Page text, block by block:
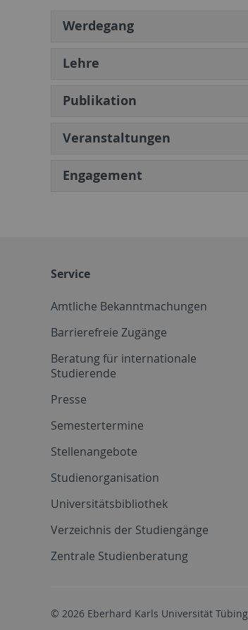
Werdegang
Lehre
Publikation
Veranstaltungen
Engagement
Service
Amtliche Bekanntmachungen
Barrierefreie Zugänge
Beratung für internationale
Studierende
Presse
Semestertermine
Stellenangebote
Studienorganisation
Universitätsbibliothek
Verzeichnis der Studiengänge
Zentrale Studienberatung
© 2026 Eberhard Karls Universität